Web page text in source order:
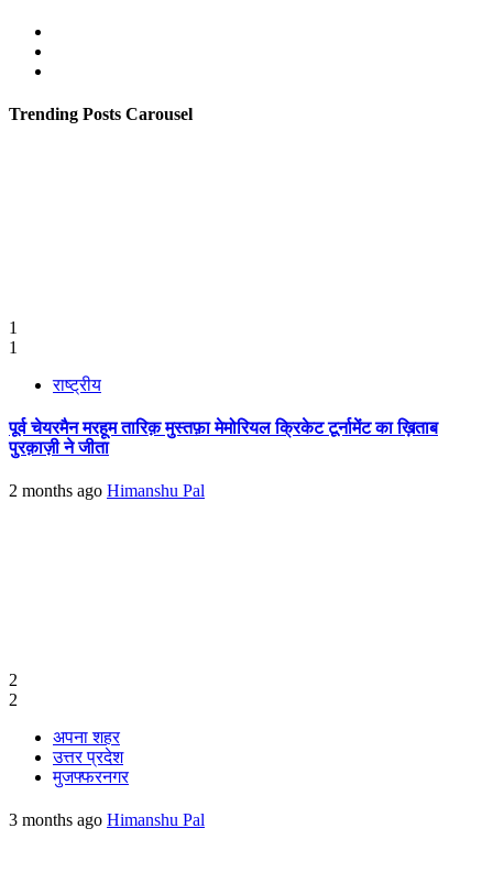
Trending Posts Carousel
1
1
राष्ट्रीय
पूर्व चेयरमैन मरहूम तारिक़ मुस्तफ़ा मेमोरियल क्रिकेट टूर्नामेंट का ख़िताब
पुरक़ाज़ी ने जीता
2 months ago Himanshu Pal
2
2
अपना शहर
उत्तर प्रदेश
मुजफ्फरनगर
3 months ago Himanshu Pal